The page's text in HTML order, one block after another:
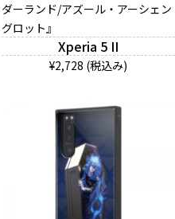
ダーランド/アズール・アーシェン
グロット』
Xperia 5 II
¥2,728 (税込み)